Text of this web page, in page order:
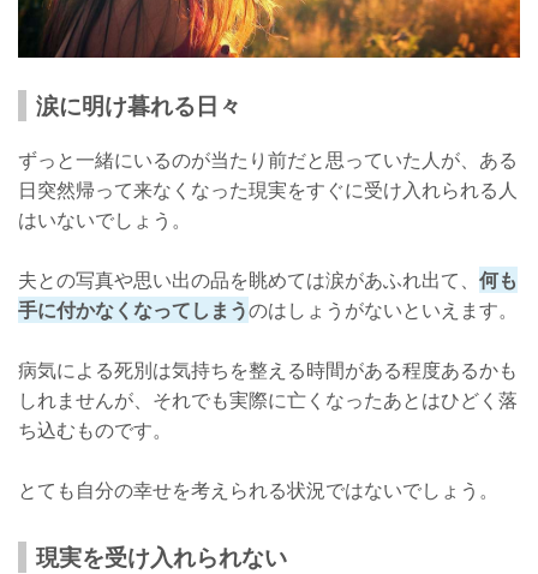
涙に明け暮れる日々
ずっと一緒にいるのが当たり前だと思っていた人が、ある
日突然帰って来なくなった現実をすぐに受け入れられる人
はいないでしょう。
夫との写真や思い出の品を眺めては涙があふれ出て、 何も
手に付かなくなってしまうのはしょうがないといえます。
病気による死別は気持ちを整える時間がある程度あるかも
しれませんが、それでも実際に亡くなったあとはひどく落
ち込むものです。
とても自分の幸せを考えられる状況ではないでしょう。
現実を受け入れられない